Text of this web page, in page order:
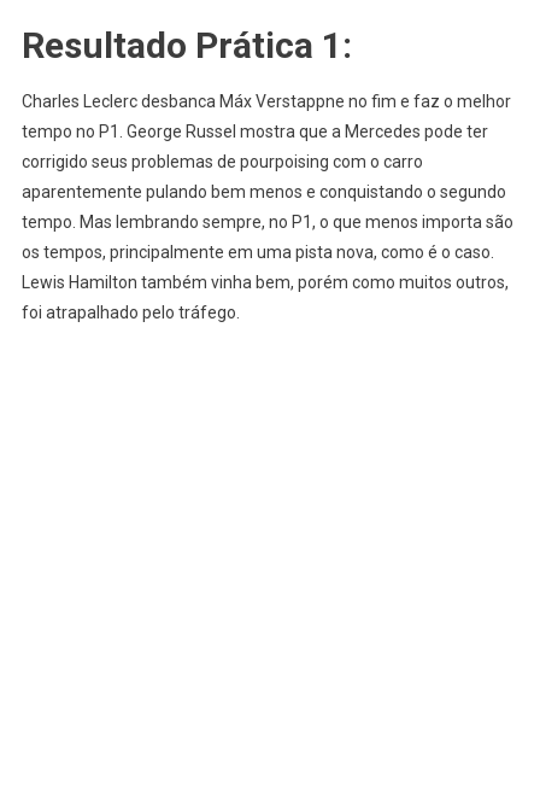
Resultado Prática 1:
Charles Leclerc desbanca Máx Verstappne no fim e faz o melhor
tempo no P1. George Russel mostra que a Mercedes pode ter
corrigido seus problemas de pourpoising com o carro
aparentemente pulando bem menos e conquistando o segundo
tempo. Mas lembrando sempre, no P1, o que menos importa são
os tempos, principalmente em uma pista nova, como é o caso.
Lewis Hamilton também vinha bem, porém como muitos outros,
foi atrapalhado pelo tráfego.